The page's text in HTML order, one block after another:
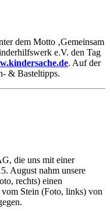
dem Motto ‚Gemeinsam
e.V. den Tag
. Auf der
& Basteltipps.
die uns mit einer
August nahm unsere
rechts) einen
Stein (Foto, links) von